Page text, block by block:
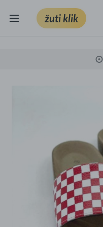
žuti klik
VRT I ALATI
Klik supermarket
Sport i slobodno vrijeme
Ljepota i zdravlje